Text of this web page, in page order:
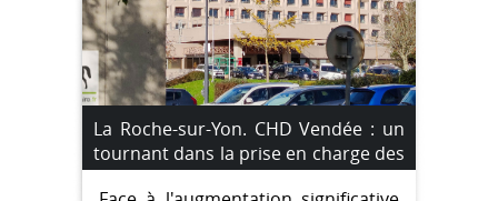
La Roche-sur-Yon. CHD Vendée : un
tournant dans la prise en charge des
plus de 75 ans